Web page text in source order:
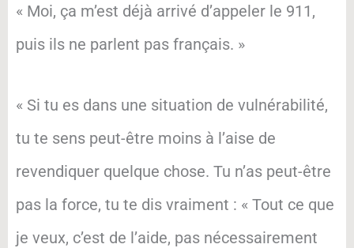
« Moi, ça m’est déjà arrivé d’appeler le 911,
puis ils ne parlent pas français. »
« Si tu es dans une situation de vulnérabilité,
tu te sens peut-être moins à l’aise de
revendiquer quelque chose. Tu n’as peut-être
pas la force, tu te dis vraiment : « Tout ce que
je veux, c’est de l’aide, pas nécessairement